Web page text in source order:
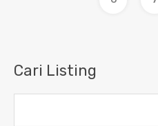
Cari Listing